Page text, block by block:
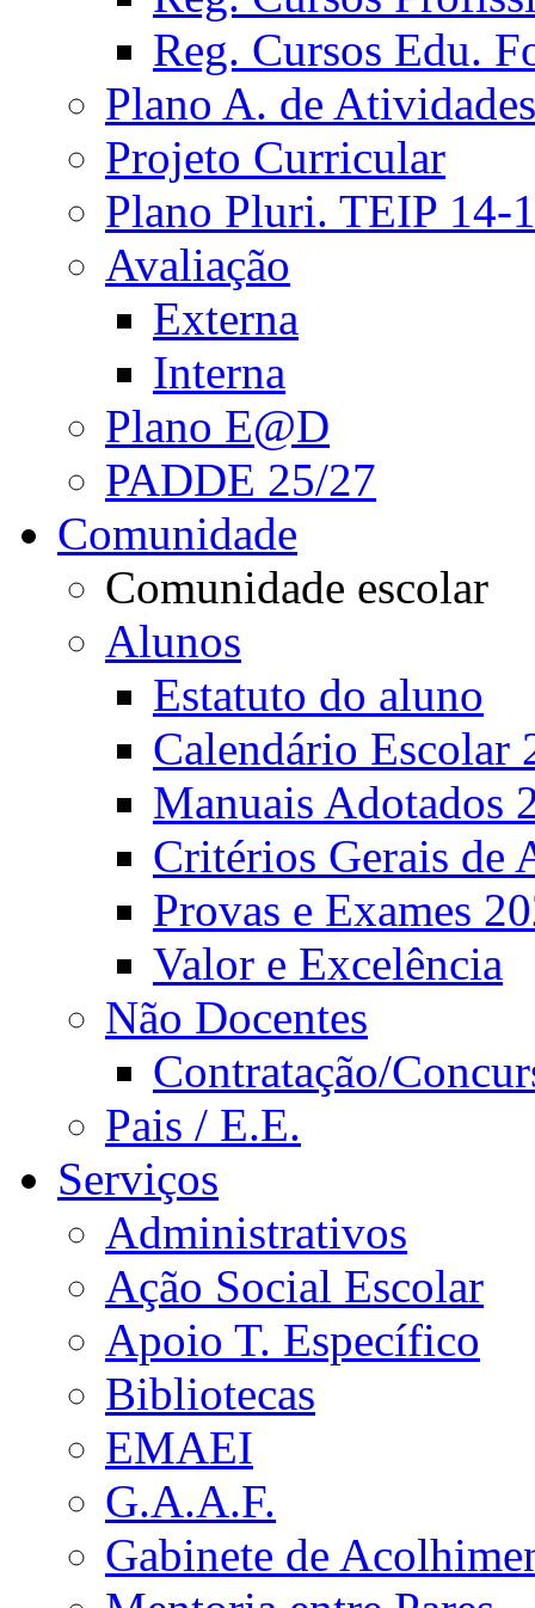
Reg. Cursos Edu.
Plano A. de Atividades
Projeto Curricular
Plano Pluri. TEIP 14-
Avaliação
Externa
Interna
Plano E@D
PADDE 25/27
Comunidade
Comunidade escolar
Alunos
Estatuto do aluno
Calendário Escolar
Manuais Adotados
Critérios Gerais de
Provas e Exames
Valor e Excelência
Não Docentes
Contratação/
Pais / E.E.
Serviços
Administrativos
Ação Social Escolar
Apoio T. Específico
Bibliotecas
EMAEI
G.A.A.F.
Gabinete de